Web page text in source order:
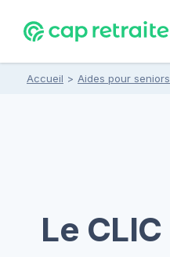
Accueil > Aides pour seniors
Le CLIC